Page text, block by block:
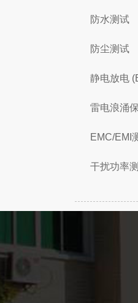
防水测试
防尘测试
静电放电
雷电浪涌
EMC/EMI
干扰功率